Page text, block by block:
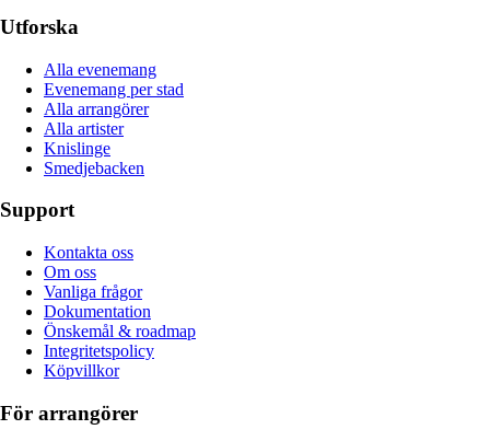
Utforska
Alla evenemang
Evenemang per stad
Alla arrangörer
Alla artister
Knislinge
Smedjebacken
Support
Kontakta oss
Om oss
Vanliga frågor
Dokumentation
Önskemål & roadmap
Integritetspolicy
Köpvillkor
För arrangörer